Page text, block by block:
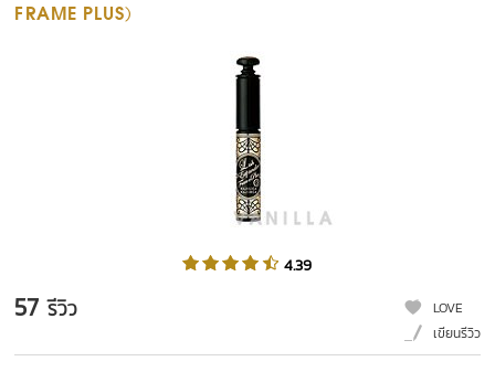
FRAME PLUS)
4.39
57 รีวิว
LOVE
เขียนรีวิว